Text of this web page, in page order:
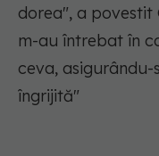
dorea", a
m-au întrebat în
ceva,
îngrijită"